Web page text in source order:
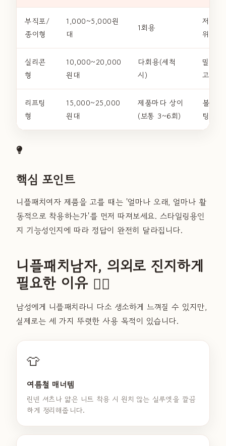
부직포/
종이형
1,000~5,000원
대
1회용
저렴하
위생적
실리콘
형
10,000~20,000
원대
다회용(세척
시)
밀착
고 경
리프팅
형
15,000~25,000
원대
제품마다 상이
(보통 3~6회)
볼륨·
팅 효과
핵심 포인트
니플패치여자 제품을 고를 때는 '얼마나 오래, 얼마나 활
동적으로 착용하는가'를 먼저 따져보세요. 스타일링용인
지 기능성인지에 따라 정답이 완전히 달라집니다.
니플패치남자, 의외로 진지하게
필요한 이유 🏃‍♂️
남성에게 니플패치라니 다소 생소하게 느껴질 수 있지만,
실제로는 세 가지 뚜렷한 사용 목적이 있습니다.
👕
여름철 매너템
린넨 셔츠나 얇은 니트 착용 시 원치 않는 실루엣을 깔끔
하게 정리해줍니다.